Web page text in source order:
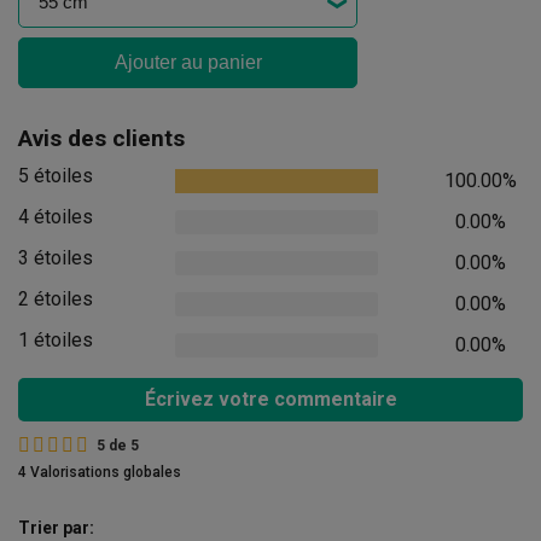
Ajouter au panier
Avis des clients
5 étoiles
100.00%
4 étoiles
0.00%
3 étoiles
0.00%
2 étoiles
0.00%
1 étoiles
0.00%
Écrivez votre commentaire
5 de 5
4 Valorisations globales
Trier par: